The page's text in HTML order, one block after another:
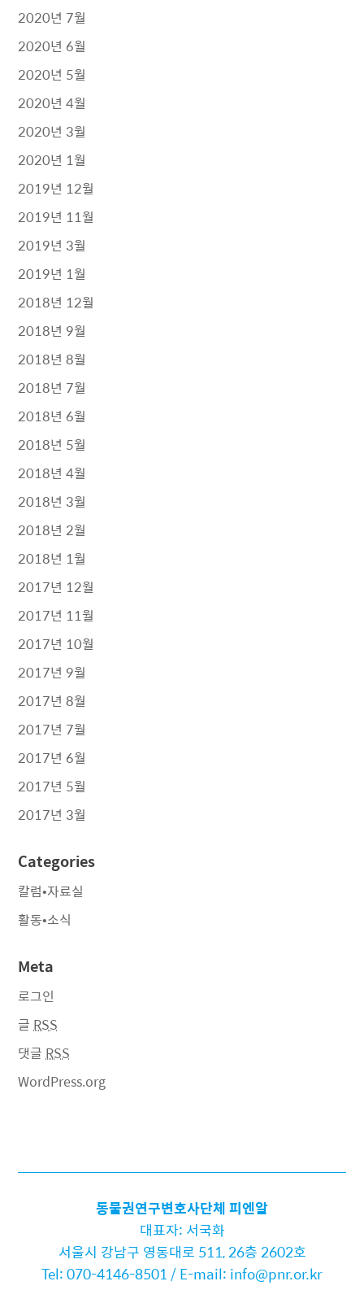
2020년 7월
2020년 6월
2020년 5월
2020년 4월
2020년 3월
2020년 1월
2019년 12월
2019년 11월
2019년 3월
2019년 1월
2018년 12월
2018년 9월
2018년 8월
2018년 7월
2018년 6월
2018년 5월
2018년 4월
2018년 3월
2018년 2월
2018년 1월
2017년 12월
2017년 11월
2017년 10월
2017년 9월
2017년 8월
2017년 7월
2017년 6월
2017년 5월
2017년 3월
Categories
칼럼•자료실
활동•소식
Meta
로그인
글 RSS
댓글 RSS
WordPress.org
동물권연구변호사단체 피엔알
대표자: 서국화
서울시 강남구 영동대로 511, 26층 2602호
Tel: 070-4146-8501 / E-mail: info@pnr.or.kr